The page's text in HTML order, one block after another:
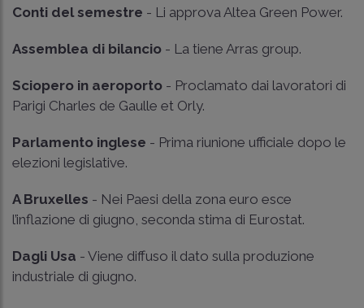
Conti del semestre - Li approva Altea Green Power.
Assemblea di bilancio - La tiene Arras group.
Sciopero in aeroporto - Proclamato dai lavoratori di
Parigi Charles de Gaulle et Orly.
Parlamento inglese - Prima riunione ufficiale dopo le
elezioni legislative.
A Bruxelles - Nei Paesi della zona euro esce
l’inflazione di giugno, seconda stima di Eurostat.
Dagli Usa - Viene diffuso il dato sulla produzione
industriale di giugno.